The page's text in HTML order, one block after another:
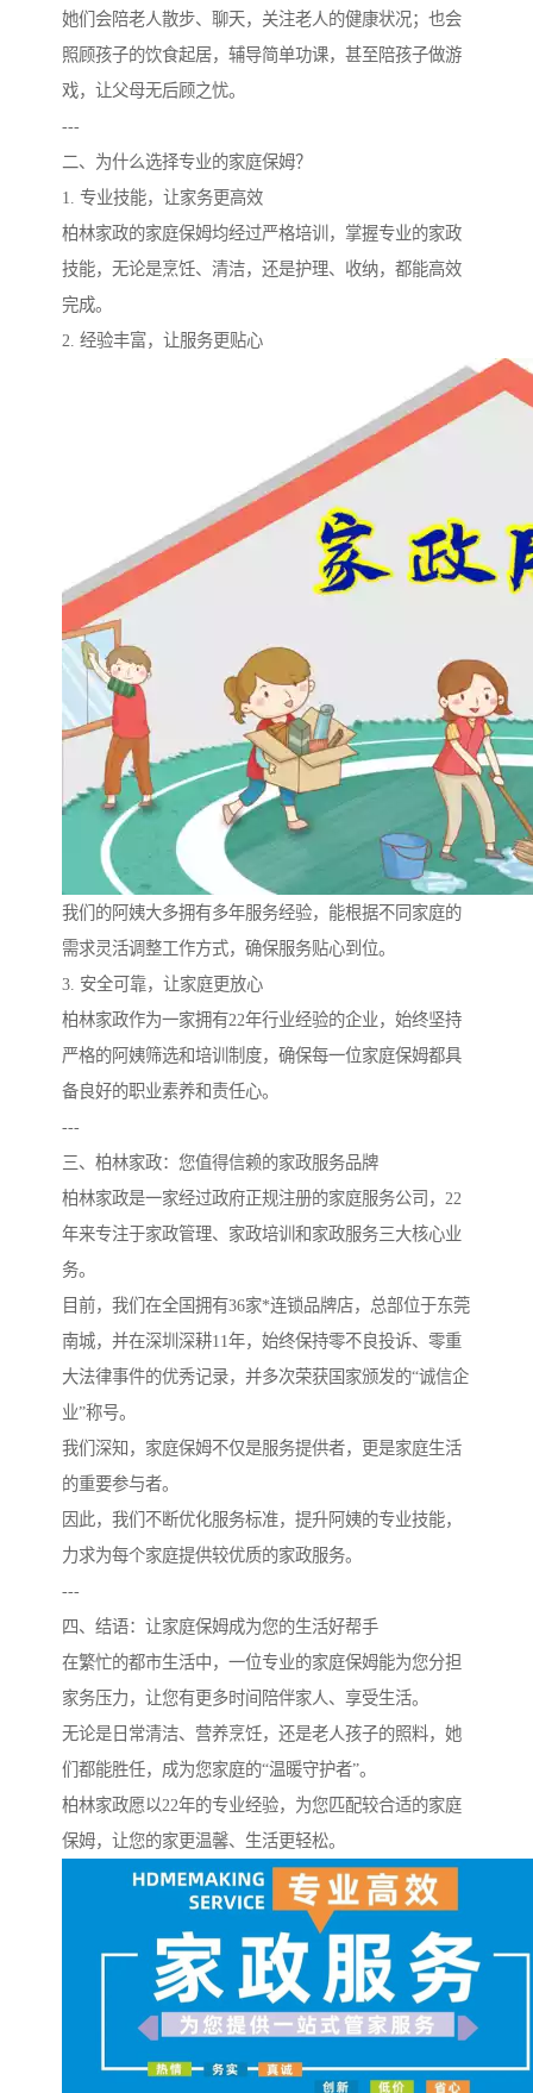
她们会陪老人散步、聊天，关注老人的健康状况；也会
照顾孩子的饮食起居，辅导简单功课，甚至陪孩子做游
戏，让父母无后顾之忧。
---
二、为什么选择专业的家庭保姆？
1. 专业技能，让家务更高效
柏林家政的家庭保姆均经过严格培训，掌握专业的家政
技能，无论是烹饪、清洁，还是护理、收纳，都能高效
完成。
2. 经验丰富，让服务更贴心
我们的阿姨大多拥有多年服务经验，能根据不同家庭的
需求灵活调整工作方式，确保服务贴心到位。
3. 安全可靠，让家庭更放心
柏林家政作为一家拥有22年行业经验的企业，始终坚持
严格的阿姨筛选和培训制度，确保每一位家庭保姆都具
备良好的职业素养和责任心。
---
三、柏林家政：您值得信赖的家政服务品牌
柏林家政是一家经过政府正规注册的家庭服务公司，22
年来专注于家政管理、家政培训和家政服务三大核心业
务。
目前，我们在全国拥有36家*连锁品牌店，总部位于东莞
南城，并在深圳深耕11年，始终保持零不良投诉、零重
大法律事件的优秀记录，并多次荣获国家颁发的“诚信企
业”称号。
我们深知，家庭保姆不仅是服务提供者，更是家庭生活
的重要参与者。
因此，我们不断优化服务标准，提升阿姨的专业技能，
力求为每个家庭提供较优质的家政服务。
---
四、结语：让家庭保姆成为您的生活好帮手
在繁忙的都市生活中，一位专业的家庭保姆能为您分担
家务压力，让您有更多时间陪伴家人、享受生活。
无论是日常清洁、营养烹饪，还是老人孩子的照料，她
们都能胜任，成为您家庭的“温暖守护者”。
柏林家政愿以22年的专业经验，为您匹配较合适的家庭
保姆，让您的家更温馨、生活更轻松。